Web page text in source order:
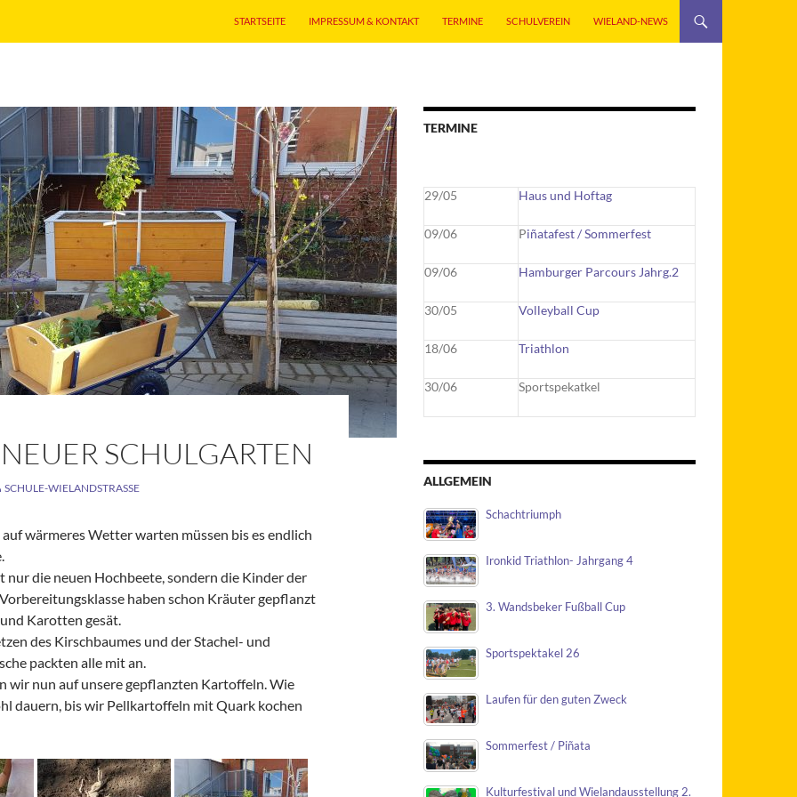
STARTSEITE IMPRESSUM & KONTAKT TERMINE SCHULVEREIN WIELAND-NEWS
SCHULGARTEN
SCHULE-WIELANDSTRASSE
wärmeres Wetter warten müssen bis es endlich
nur die neuen Hochbeete, sondern die Kinder der
haben schon Kräuter gepflanzt
Karotten gesät.
des Kirschbaumes und der Stachel- und
packten alle mit an.
wir nun auf unsere gepflanzten Kartoffeln. Wie
dauern, bis wir Pellkartoffeln mit Quark kochen
TERMINE
29/05 Haus und Hoftag
09/06 Piñatafest / Sommerfest
09/06 Hamburger Parcours Jahrg.2
30/05 Volleyball Cup
18/06 Triathlon
30/06 Sportspekatkel
ALLGEMEIN
Schachtriumph
Ironkid Triathlon- Jahrgang 4
3. Wandsbeker Fußball Cup
Sportspektakel 26
Laufen für den guten Zweck
Sommerfest / Piñata
Kulturfestival und Wielandausstellung 2.